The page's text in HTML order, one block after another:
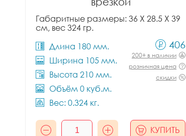
Габаритные размеры: 36 X 28.5 X 39
см, вес 324 гр.
Длина 180 мм.
Ширина 105 мм.
Высота 210 мм.
Объём 0 куб.м.
Вес: 0.324 кг.
406
200+ в наличии
розничная цена
скидки
КУПИТЬ